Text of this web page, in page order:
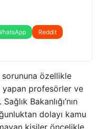
Reddit
özellikle
profesörler ve
Bakanlığı’nın
dolayı kamu
kişiler öncelikle